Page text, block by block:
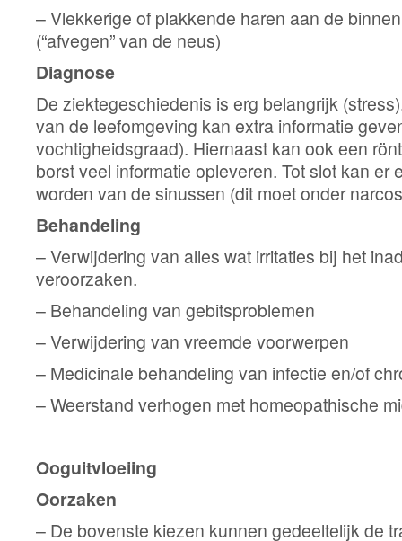
– Vlekkerige of plakkende haren aan de
(“afvegen” van de neus)
Diagnose
De ziektegeschiedenis is erg belangrijk
van de leefomgeving kan extra informatie
vochtigheidsgraad). Hiernaast kan ook een
borst veel informatie opleveren. Tot slot kan er
worden van de sinussen (dit moet onder
Behandeling
– Verwijdering van alles wat irritaties bij het
veroorzaken.
– Behandeling van gebitsproblemen
– Verwijdering van vreemde voorwerpen
– Medicinale behandeling van infectie en/of
– Weerstand verhogen met homeopathische
Ooguitvloeiing
Oorzaken
– De bovenste kiezen kunnen gedeeltelijk de